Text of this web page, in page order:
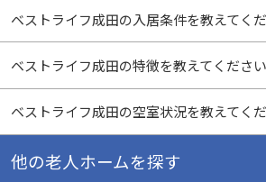
ベストライフ成田の入居条件を教えてくだ
ベストライフ成田の特徴を教えてください
ベストライフ成田の空室状況を教えてくだ
他の老人ホームを探す